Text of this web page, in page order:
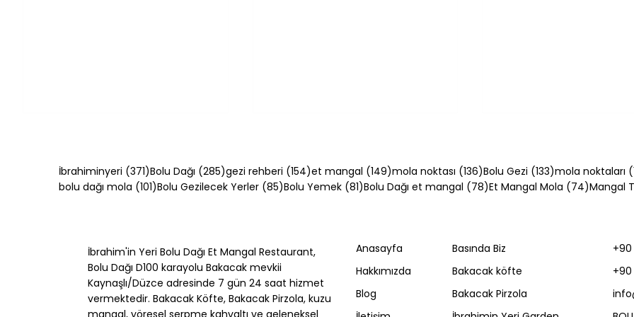
Mangal Yaparken Yapılan
10 Hata ve Çözümleri
Kuzu Külbastı Tarifi:
Yumuşacık Pişirmenin 5
Sırrı
Bolu Usulü Köfte
Kıvırcık Kuzudan El
Köfte
İbrahiminyeri (371)371 yazı
Bolu Dağı (285)285 yazı
gezi rehberi (154)154 yazı
et mangal (149)149 yazı
mola noktası (136)136 yazı
Bolu Gezi (133)133 yazı
mola noktaları
bolu dağı mola (101)101 yazı
Bolu Gezilecek Yerler (85)85 yazı
Bolu Yemek (81)81 yazı
Bolu Dağı et mangal (78)78 yazı
Et Mangal Mola (74)74 yazı
Mangal
İbrahim'in Yeri Bolu Dağı Et Mangal Restaurant,
Bolu Dağı D100 karayolu Bakacak mevkii
Kaynaşlı/Düzce adresinde 7 gün 24 saat hizmet
vermektedir. Bakacak Köfte, Bakacak Pirzola, kuzu
Anasayfa
Hakkımızda
Blog
Basında Biz
Bakacak köfte
Bakacak Pirzola
+90
+90